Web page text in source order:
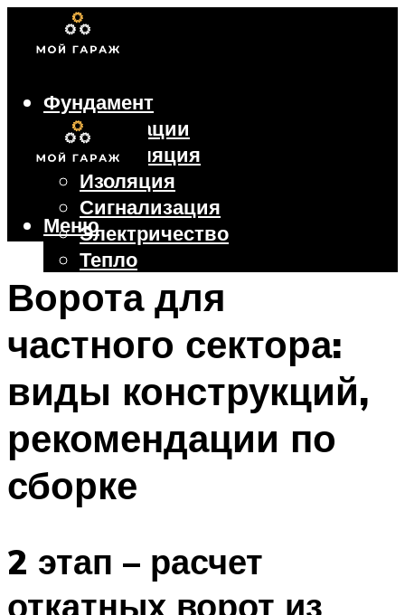
Фундамент
Коммуникации
Вентиляция
Изоляция
Сигнализация
Электричество
Тепло
Крыша
Ворота
Меню
Ворота для
частного сектора:
виды конструкций,
рекомендации по
сборке
2 этап – расчет
откатных ворот из